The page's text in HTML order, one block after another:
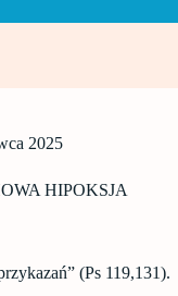
2025
HIPOKSJA
(Ps 119,131).